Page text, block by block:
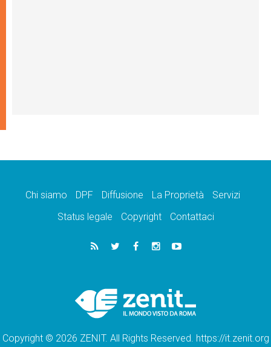
Chi siamo DPF Diffusione La Proprietà
Servizi
Status legale
Copyright Contattaci
Copyright © 2026 ZENIT. All Rights Reserved. https://it.zenit.org